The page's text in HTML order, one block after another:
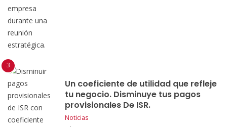
Un coeficiente de utilidad que refleje
tu negocio. Disminuye tus pagos
provisionales De ISR.
Noticias